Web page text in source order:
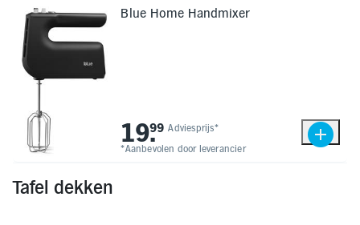
Blue Home Handmixer
Adviesprijs*
*Aanbevolen door leverancier
19.
99
Tafel dekken